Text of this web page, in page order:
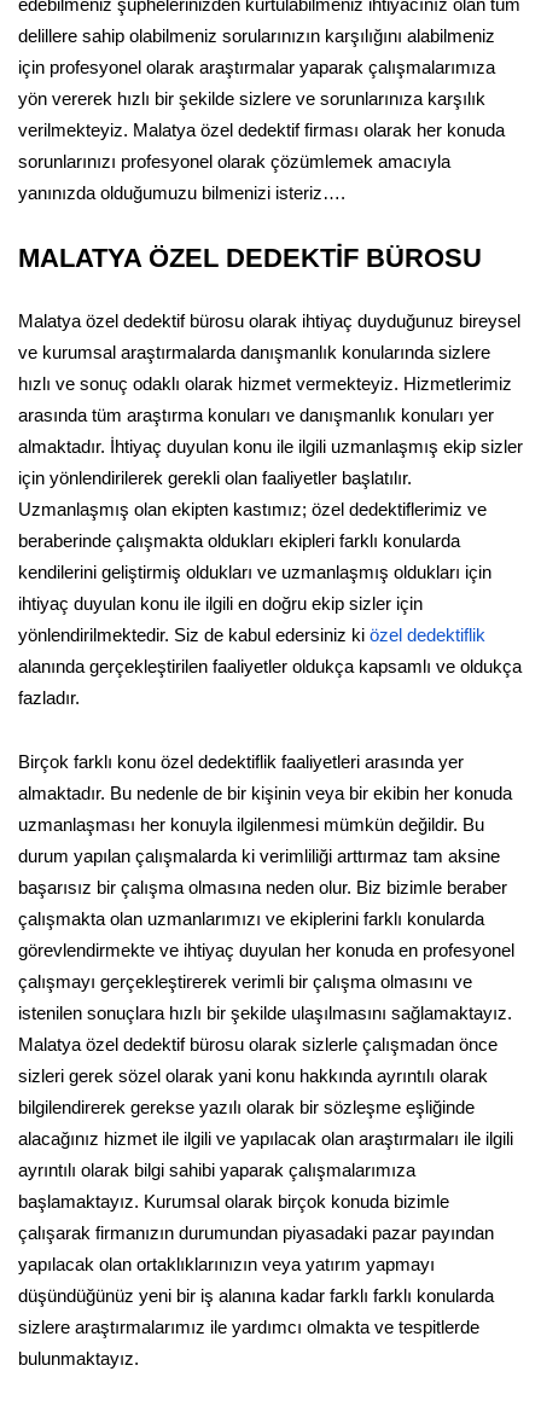
edebilmeniz şüphelerinizden kurtulabilmeniz ihtiyacınız olan tüm
delillere sahip olabilmeniz sorularınızın karşılığını alabilmeniz
için profesyonel olarak araştırmalar yaparak çalışmalarımıza
yön vererek hızlı bir şekilde sizlere ve sorunlarınıza karşılık
verilmekteyiz. Malatya özel dedektif firması olarak her konuda
sorunlarınızı profesyonel olarak çözümlemek amacıyla
yanınızda olduğumuzu bilmenizi isteriz….
MALATYA ÖZEL DEDEKTİF BÜROSU
Malatya özel dedektif bürosu olarak ihtiyaç duyduğunuz bireysel
ve kurumsal araştırmalarda danışmanlık konularında sizlere
hızlı ve sonuç odaklı olarak hizmet vermekteyiz. Hizmetlerimiz
arasında tüm araştırma konuları ve danışmanlık konuları yer
almaktadır. İhtiyaç duyulan konu ile ilgili uzmanlaşmış ekip sizler
için yönlendirilerek gerekli olan faaliyetler başlatılır.
Uzmanlaşmış olan ekipten kastımız; özel dedektiflerimiz ve
beraberinde çalışmakta oldukları ekipleri farklı konularda
kendilerini geliştirmiş oldukları ve uzmanlaşmış oldukları için
ihtiyaç duyulan konu ile ilgili en doğru ekip sizler için
yönlendirilmektedir. Siz de kabul edersiniz ki özel dedektiflik
alanında gerçekleştirilen faaliyetler oldukça kapsamlı ve oldukça
fazladır.
Birçok farklı konu özel dedektiflik faaliyetleri arasında yer
almaktadır. Bu nedenle de bir kişinin veya bir ekibin her konuda
uzmanlaşması her konuyla ilgilenmesi mümkün değildir. Bu
durum yapılan çalışmalarda ki verimliliği arttırmaz tam aksine
başarısız bir çalışma olmasına neden olur. Biz bizimle beraber
çalışmakta olan uzmanlarımızı ve ekiplerini farklı konularda
görevlendirmekte ve ihtiyaç duyulan her konuda en profesyonel
çalışmayı gerçekleştirerek verimli bir çalışma olmasını ve
istenilen sonuçlara hızlı bir şekilde ulaşılmasını sağlamaktayız.
Malatya özel dedektif bürosu olarak sizlerle çalışmadan önce
sizleri gerek sözel olarak yani konu hakkında ayrıntılı olarak
bilgilendirerek gerekse yazılı olarak bir sözleşme eşliğinde
alacağınız hizmet ile ilgili ve yapılacak olan araştırmaları ile ilgili
ayrıntılı olarak bilgi sahibi yaparak çalışmalarımıza
başlamaktayız. Kurumsal olarak birçok konuda bizimle
çalışarak firmanızın durumundan piyasadaki pazar payından
yapılacak olan ortaklıklarınızın veya yatırım yapmayı
düşündüğünüz yeni bir iş alanına kadar farklı farklı konularda
sizlere araştırmalarımız ile yardımcı olmakta ve tespitlerde
bulunmaktayız.